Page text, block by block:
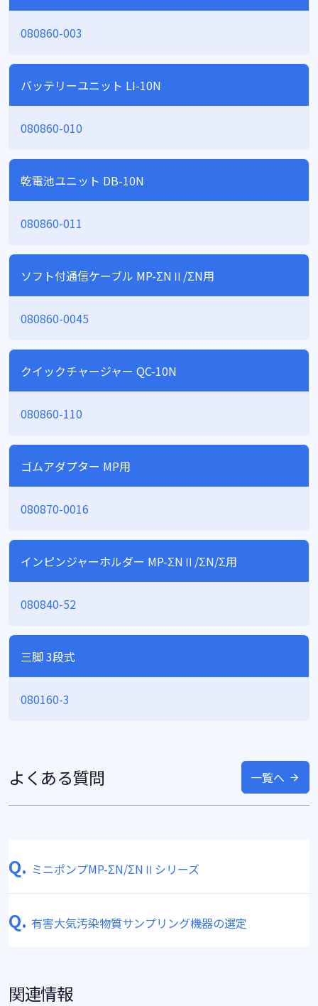
080860-003
バッテリーユニット LI-10N
080860-010
乾電池ユニット DB-10N
080860-011
ソフト付通信ケーブル MP-ΣNⅡ/ΣN用
080860-0045
クイックチャージャー QC-10N
080860-110
ゴムアダプター MP用
080870-0016
インピンジャーホルダー MP-ΣNⅡ/ΣN/Σ用
080840-52
三脚 3段式
080160-3
よくある質問 一覧へ
Q. ミニポンプMP-ΣN/ΣNⅡシリーズ
Q. 有害大気汚染物質サンプリング機器の選定
関連情報